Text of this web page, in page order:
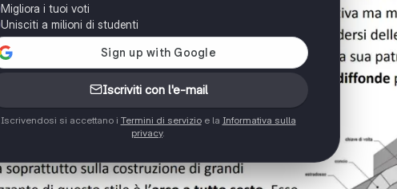
Migliora i tuoi voti
Unisciti a milioni di studenti
Iscriviti con l'e-mail
Iscrivendosi si accettano i Termini di servizioe la Informativa sulla
privacy.